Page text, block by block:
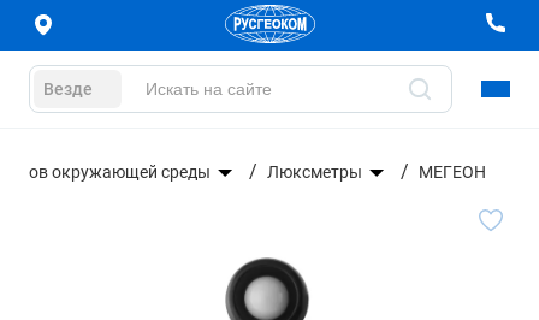
Везде
окружающей среды Люксметры МЕГЕОН